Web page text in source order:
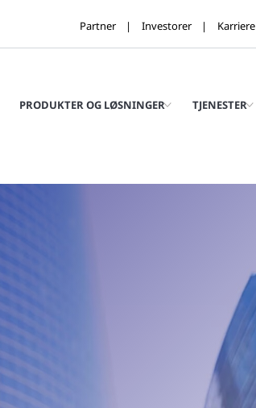
Partner Investorer Karriere
PRODUKTER OG LØSNINGER TJENESTER